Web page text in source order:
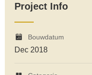
Project Info
Bouwdatum
Dec 2018